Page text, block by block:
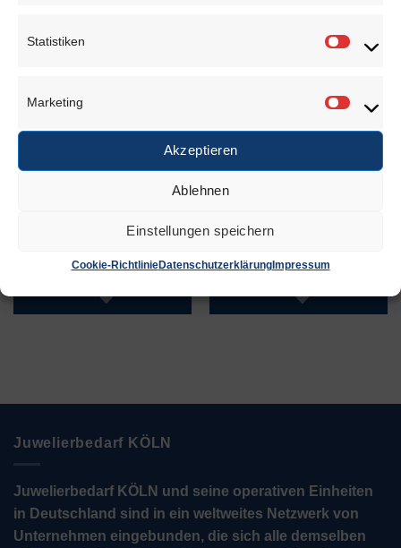
Statistiken
Marketing
Akzeptieren
Ablehnen
Einstellungen speichern
Cookie-RichtlinieDatenschutzerklärungImpressum
Zur Wunschliste Zur Wunschliste
Juwelierbedarf KÖLN
Juwelierbedarf KÖLN und seine operativen Einheiten
in Deutschland sind in ein weltweites Netzwerk von
Unternehmen eingebunden, die sich alle demselben